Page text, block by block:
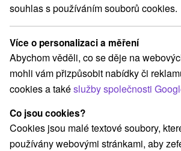
SPA & AQUAPARK
Teplice
Zpět na Lázně Turčianske Teplice
Popis
- SPA & AQUAPARK je postaven na
něhož se naplňují bazény vodou
- skládá se ze dvou částí
souhlas s používáním souborů cookies.
Více o personalizaci a měření
Abychom věděli, co se děje na
mohli vám přizpůsobit nabídky či
cookies a takéslužby společnosti
Co jsou cookies?
Cookies jsou malé textové soubory,
používány webovými stránkami, aby